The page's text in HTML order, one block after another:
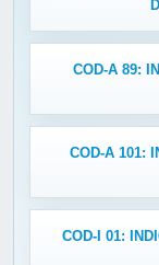
COD-A 89:
COD-A 101:
COD-I 01: